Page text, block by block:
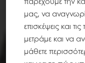
μας, να
επισκέψεις και
μετράμε και να
μάθετε